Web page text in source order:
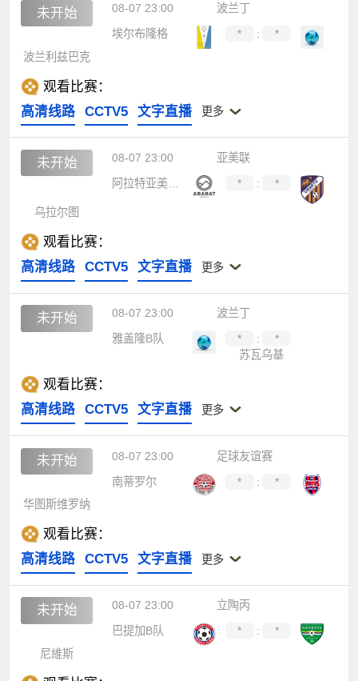
未开始 08-07 23:00
波兰丁
埃尔布隆格
* :
*
波兰利兹巴克
观看比赛：
高清线路
CCTV5 文字直播 更多
未开始 08-07 23:00
亚美联
阿拉特亚美尼亚
* : *
乌拉尔图
观看比赛：
高清线路
CCTV5 文字直播 更多
未开始 08-07 23:00
波兰丁
雅盖隆B队
* :
*
苏瓦乌基
观看比赛：
高清线路
CCTV5 文字直播 更多
未开始 08-07 23:00
足球友谊赛
南蒂罗尔
* :
*
华图斯维罗纳
观看比赛：
高清线路
CCTV5 文字直播 更多
未开始 08-07 23:00
立陶丙
巴提加B队
* :
*
尼維斯